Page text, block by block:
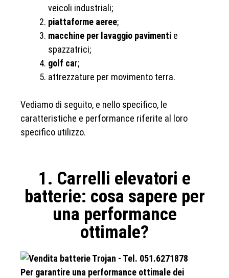
veicoli industriali;
piattaforme aeree;
macchine per lavaggio pavimenti e
spazzatrici;
golf car;
attrezzature per movimento terra.
Vediamo di seguito, e nello specifico, le
caratteristiche e performance riferite al loro
specifico utilizzo.
1. Carrelli elevatori e
batterie: cosa sapere per
una performance
ottimale?
Per garantire una performance ottimale dei